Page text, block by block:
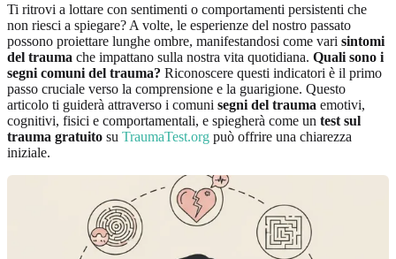
Ti ritrovi a lottare con sentimenti o comportamenti persistenti che
non riesci a spiegare? A volte, le esperienze del nostro passato
possono proiettare lunghe ombre, manifestandosi come vari sintomi
del trauma che impattano sulla nostra vita quotidiana. Quali sono i
segni comuni del trauma? Riconoscere questi indicatori è il primo
passo cruciale verso la comprensione e la guarigione. Questo
articolo ti guiderà attraverso i comuni segni del trauma emotivi,
cognitivi, fisici e comportamentali, e spiegherà come un test sul
trauma gratuito su TraumaTest.org può offrire una chiarezza
iniziale.